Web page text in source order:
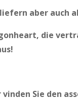
aber auch
die
vinden Sie den